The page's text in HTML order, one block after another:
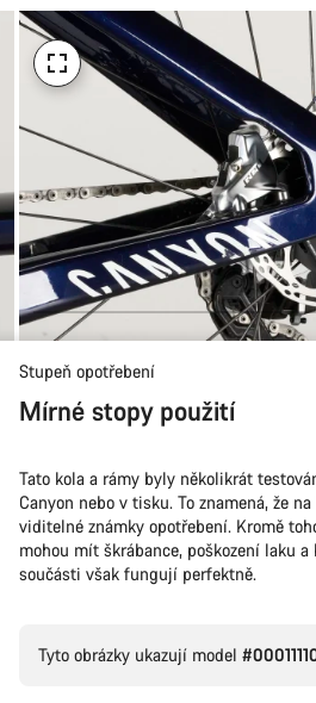
Stupeň opotřebení
Mírné stopy použití
Tato kola a rámy byly několikrát
Canyon nebo v tisku. To znamená, že
viditelné známky opotřebení. Kromě
mohou mít škrábance, poškození laku
součásti však fungují perfektně.
Tyto obrázky ukazují model
Potřebujete pomoc?
Naši odborníci podpory
odpovědět na vaše dotazy.